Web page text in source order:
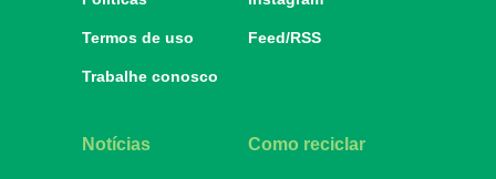
Termos de uso
Trabalhe conosco
Feed/RSS
Notícias Como reciclar